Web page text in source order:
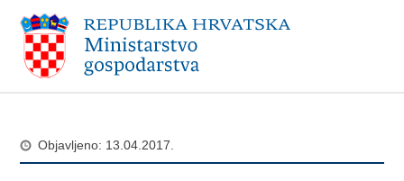
Objavljeno: 13.04.2017.